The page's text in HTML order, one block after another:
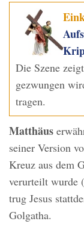
Die Szene
gezwungen
tragen.
Matthäus
seiner Version
Kreuz aus dem
verurteilt wurde
trug Jesus
Golgatha.